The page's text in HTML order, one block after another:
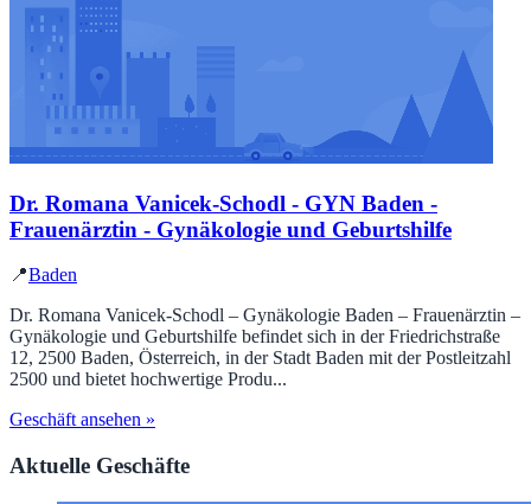
Dr. Romana Vanicek-Schodl - GYN Baden -
Frauenärztin - Gynäkologie und Geburtshilfe
📍Baden
Dr. Romana Vanicek-Schodl – Gynäkologie Baden – Frauenärztin –
Gynäkologie und Geburtshilfe befindet sich in der Friedrichstraße
12, 2500 Baden, Österreich, in der Stadt Baden mit der Postleitzahl
2500 und bietet hochwertige Produ...
Geschäft ansehen »
Aktuelle Geschäfte